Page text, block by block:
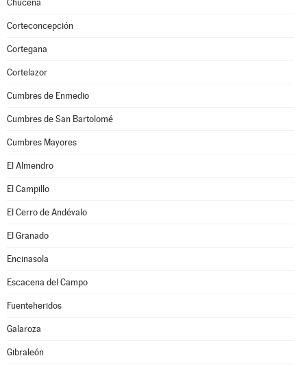
Chucena
Corteconcepción
Cortegana
Cortelazor
Cumbres de Enmedio
Cumbres de San Bartolomé
Cumbres Mayores
El Almendro
El Campillo
El Cerro de Andévalo
El Granado
Encinasola
Escacena del Campo
Fuenteheridos
Galaroza
Gibraleón